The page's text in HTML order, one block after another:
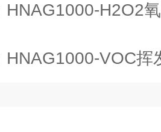
HNAG1000-H2O2氧
HNAG1000-VOC挥发性